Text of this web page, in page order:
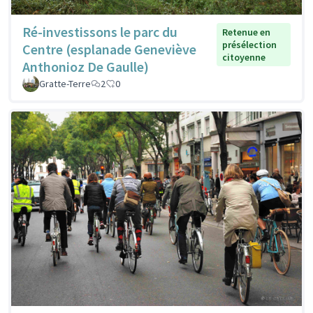
Ré-investissons le parc du
Centre (esplanade Geneviève
Anthonioz De Gaulle)
Retenue en
présélection
citoyenne
Gratte-Terre 2 0